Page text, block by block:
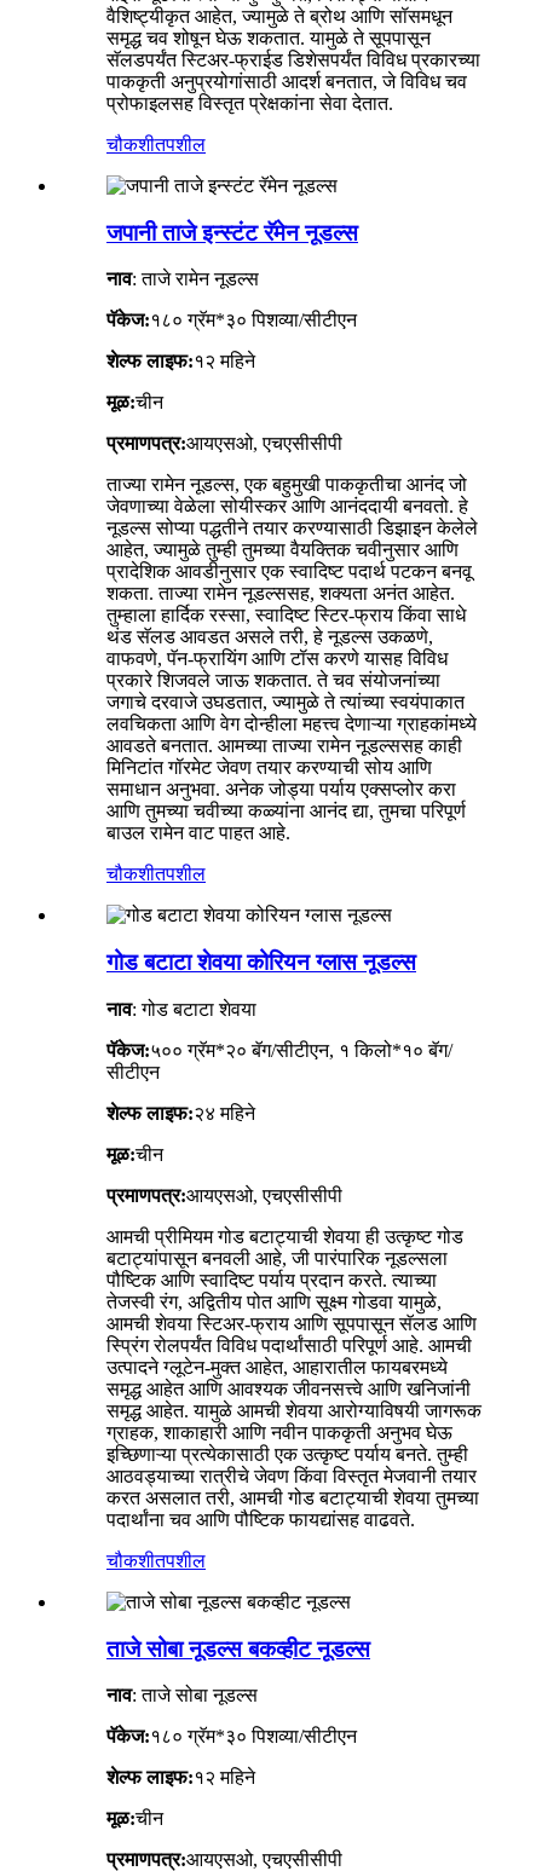
वैशिष्ट्यीकृत आहेत, ज्यामुळे ते ब्रोथ आणि सॉसमधून
समृद्ध चव शोषून घेऊ शकतात. यामुळे ते सूपपासून
सॅलडपर्यंत स्टिअर-फ्राईड डिशेसपर्यंत विविध प्रकारच्या
पाककृती अनुप्रयोगांसाठी आदर्श बनतात, जे विविध चव
प्रोफाइलसह विस्तृत प्रेक्षकांना सेवा देतात.
चौकशीतपशील
जपानी ताजे इन्स्टंट रॅमेन नूडल्स
नाव: ताजे रामेन नूडल्स
पॅकेज:१८० ग्रॅम*३० पिशव्या/सीटीएन
शेल्फ लाइफ:१२ महिने
मूळ:चीन
प्रमाणपत्र:आयएसओ, एचएसीसीपी
ताज्या रामेन नूडल्स, एक बहुमुखी पाककृतीचा आनंद जो
जेवणाच्या वेळेला सोयीस्कर आणि आनंददायी बनवतो. हे
नूडल्स सोप्या पद्धतीने तयार करण्यासाठी डिझाइन केलेले
आहेत, ज्यामुळे तुम्ही तुमच्या वैयक्तिक चवीनुसार आणि
प्रादेशिक आवडीनुसार एक स्वादिष्ट पदार्थ पटकन बनवू
शकता. ताज्या रामेन नूडल्ससह, शक्यता अनंत आहेत.
तुम्हाला हार्दिक रस्सा, स्वादिष्ट स्टिर-फ्राय किंवा साधे
थंड सॅलड आवडत असले तरी, हे नूडल्स उकळणे,
वाफवणे, पॅन-फ्रायिंग आणि टॉस करणे यासह विविध
प्रकारे शिजवले जाऊ शकतात. ते चव संयोजनांच्या
जगाचे दरवाजे उघडतात, ज्यामुळे ते त्यांच्या स्वयंपाकात
लवचिकता आणि वेग दोन्हीला महत्त्व देणाऱ्या ग्राहकांमध्ये
आवडते बनतात. आमच्या ताज्या रामेन नूडल्ससह काही
मिनिटांत गॉरमेट जेवण तयार करण्याची सोय आणि
समाधान अनुभवा. अनेक जोड्या पर्याय एक्सप्लोर करा
आणि तुमच्या चवीच्या कळ्यांना आनंद द्या, तुमचा परिपूर्ण
बाउल रामेन वाट पाहत आहे.
चौकशीतपशील
गोड बटाटा शेवया कोरियन ग्लास नूडल्स
नाव: गोड बटाटा शेवया
पॅकेज:५०० ग्रॅम*२० बॅग/सीटीएन, १ किलो*१० बॅग/
सीटीएन
शेल्फ लाइफ:२४ महिने
मूळ:चीन
प्रमाणपत्र:आयएसओ, एचएसीसीपी
आमची प्रीमियम गोड बटाट्याची शेवया ही उत्कृष्ट गोड
बटाट्यांपासून बनवली आहे, जी पारंपारिक नूडल्सला
पौष्टिक आणि स्वादिष्ट पर्याय प्रदान करते. त्याच्या
तेजस्वी रंग, अद्वितीय पोत आणि सूक्ष्म गोडवा यामुळे,
आमची शेवया स्टिअर-फ्राय आणि सूपपासून सॅलड आणि
स्प्रिंग रोलपर्यंत विविध पदार्थांसाठी परिपूर्ण आहे. आमची
उत्पादने ग्लूटेन-मुक्त आहेत, आहारातील फायबरमध्ये
समृद्ध आहेत आणि आवश्यक जीवनसत्त्वे आणि खनिजांनी
समृद्ध आहेत. यामुळे आमची शेवया आरोग्याविषयी जागरूक
ग्राहक, शाकाहारी आणि नवीन पाककृती अनुभव घेऊ
इच्छिणाऱ्या प्रत्येकासाठी एक उत्कृष्ट पर्याय बनते. तुम्ही
आठवड्याच्या रात्रीचे जेवण किंवा विस्तृत मेजवानी तयार
करत असलात तरी, आमची गोड बटाट्याची शेवया तुमच्या
पदार्थांना चव आणि पौष्टिक फायद्यांसह वाढवते.
चौकशीतपशील
ताजे सोबा नूडल्स बकव्हीट नूडल्स
नाव: ताजे सोबा नूडल्स
पॅकेज:१८० ग्रॅम*३० पिशव्या/सीटीएन
शेल्फ लाइफ:१२ महिने
मूळ:चीन
प्रमाणपत्र:आयएसओ, एचएसीसीपी